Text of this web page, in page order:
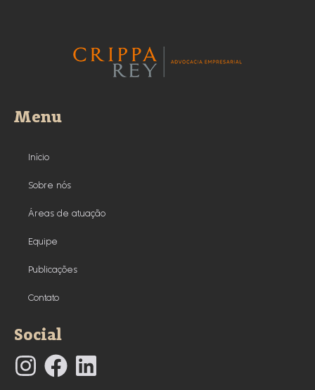
Menu
Início
Sobre nós
Áreas de atuação
Equipe
Publicações
Contato
Social